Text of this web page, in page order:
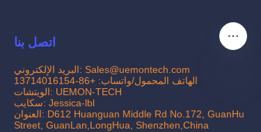
اتصل بنا
البريد الإلكتروني: Sales@uemontech.com
الهاتف المحمول/واتساب: +86-13714016154
الويتشات: UEMON-TECH
سكايب: Jessica-lbl
العنوان: D612 Huanguan Middle Rd No.172, GuanHu
Street, GuanLan,LongHua, Shenzhen,China
AR